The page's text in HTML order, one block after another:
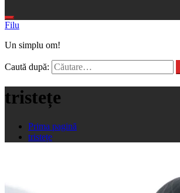
Filu
Un simplu om!
Caută după:
tristețe
Prima pagină
tristețe